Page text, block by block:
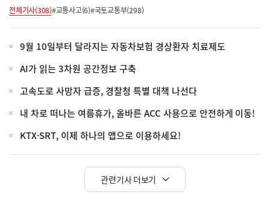
전체기사(308)#교통사고(6)#국토교통부(298)
9월 10일부터 달라지는 자동차보험 경상환자 치료제도
AI가 읽는 3차원 공간정보 구축
고속도로 사망자 급증, 경찰청 특별 대책 나선다
내 차로 떠나는 여름휴가, 올바른 ACC 사용으로 안전하게 이동!
KTX·SRT, 이제 하나의 앱으로 이용하세요!
관련기사 더보기